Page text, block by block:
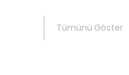
Tümünü Göster